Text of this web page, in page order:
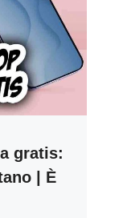
gratis:
| È